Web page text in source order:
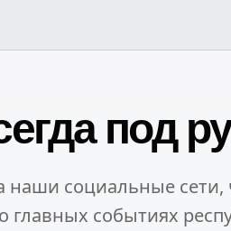
под
наши социальные сети,
главных событиях